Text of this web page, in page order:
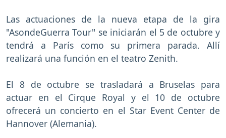
Las actuaciones de la nueva etapa de la gira
"AsondeGuerra Tour" se iniciarán el 5 de octubre y
tendrá a París como su primera parada. Allí
realizará una función en el teatro Zenith.
El 8 de octubre se trasladará a Bruselas para
actuar en el Cirque Royal y el 10 de octubre
ofrecerá un concierto en el Star Event Center de
Hannover (Alemania).